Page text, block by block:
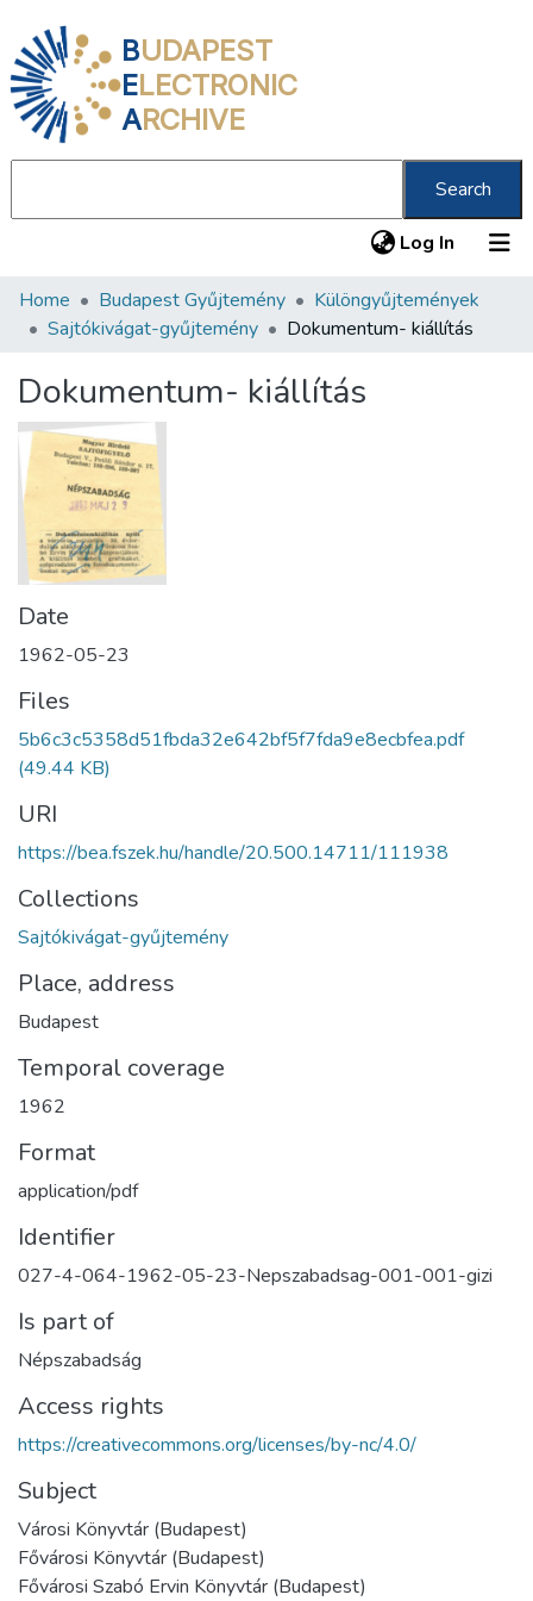
BUDAPEST
ELECTRONIC
ARCHIVE
Search
Log In (current)
Communities & Collections
Statistics
About us
Home Budapest Gyűjtemény
Különgyűjtemények
Sajtókivágat-gyűjtemény
Dokumentum- kiállítás
Dokumentum- kiállítás
Date
1962-05-23
Files
5b6c3c5358d51fbda32e642bf5f7fda9e8ecbfea.pdf
(49.44 KB)
URI
https://bea.fszek.hu/handle/20.500.14711/111938
Collections
Sajtókivágat-gyűjtemény
Place, address
Budapest
Temporal coverage
1962
Format
application/pdf
Identifier
027-4-064-1962-05-23-Nepszabadsag-001-001-gizi
Is part of
Népszabadság
Access rights
https://creativecommons.org/licenses/by-nc/4.0/
Subject
Városi Könyvtár (Budapest)
Fővárosi Könyvtár (Budapest)
Fővárosi Szabó Ervin Könyvtár (Budapest)